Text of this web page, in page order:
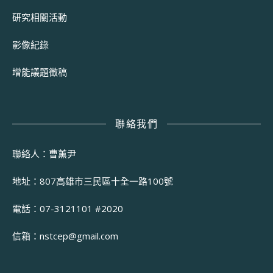
研究相關活動
影像紀錄
增能議題徵稿
聯絡我們
聯絡人：曹薰尹
地址：807高雄市三民區十全一路100號
電話：07-3121101 #2020
信箱： nstcep@gmail.com